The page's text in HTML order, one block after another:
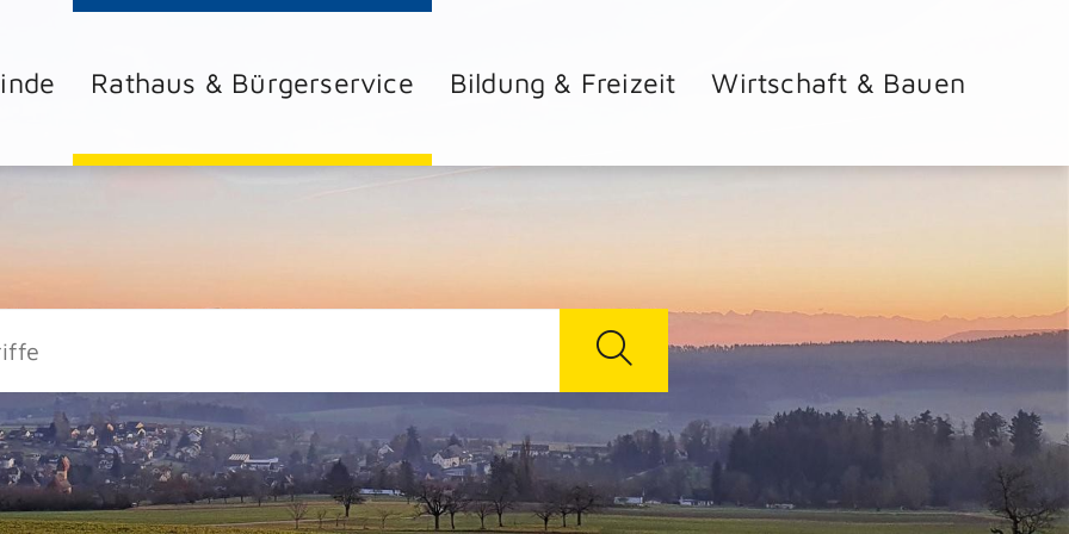
Rathaus & Bürgerservice Bildung & Freizeit Wirtschaft & Bauen